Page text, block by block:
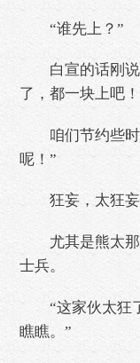
“谁先上？”
白宣的话刚说
了，都一块上吧！
咱们节约些时
呢！”
狂妄，太狂妄
尤其是熊太那
士兵。
“这家伙太狂了
瞧瞧。”